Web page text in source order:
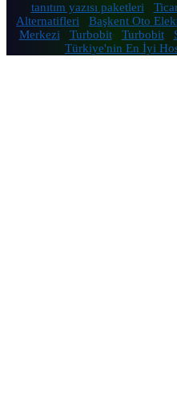
tanıtım yazısı paketleri
Alternatifleri
Başkent Oto
Merkezi
Turbobit Turbobit
Türkiye'nin En İyi